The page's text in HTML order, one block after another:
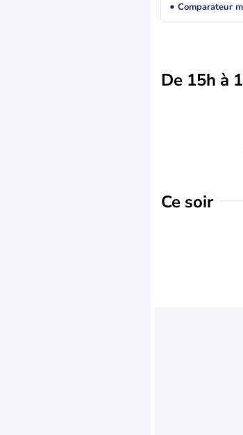
Comparateur
De 15h à
Ce soir